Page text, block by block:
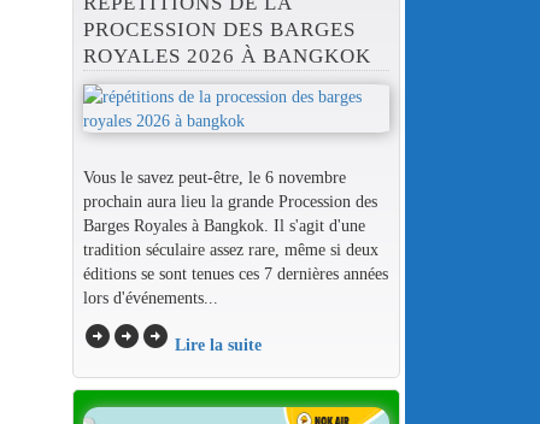
PROCESSION DES BARGES
ROYALES 2026 À BANGKOK
Vous le savez peut-être, le 6 novembre
prochain aura lieu la grande Procession des
Barges Royales à Bangkok. Il s'agit d'une
tradition séculaire assez rare, même si deux
éditions se sont tenues ces 7 dernières années
lors d'événements...
arrow_circle_rightarrow_circle_rightarrow_circle_right Lire la suite